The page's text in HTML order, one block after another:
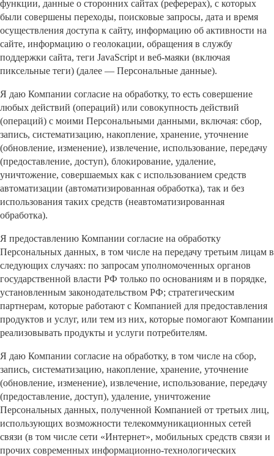
функции, данные о сторонних сайтах (реферерах), с которых
были совершены переходы, поисковые запросы, дата и время
осуществления доступа к сайту, информацию об активности на
сайте, информацию о геолокации, обращения в службу
поддержки сайта, теги JavaScript и веб-маяки (включая
пиксельные теги) (далее — Персональные данные).
Я даю Компании согласие на обработку, то есть совершение
любых действий (операций) или совокупность действий
(операций) с моими Персональными данными, включая: сбор,
запись, систематизацию, накопление, хранение, уточнение
(обновление, изменение), извлечение, использование, передачу
(предоставление, доступ), блокирование, удаление,
уничтожение, совершаемых как с использованием средств
автоматизации (автоматизированная обработка), так и без
использования таких средств (неавтоматизированная
обработка).
Я предоставлению Компании согласие на обработку
Персональных данных, в том числе на передачу третьим лицам в
следующих случаях: по запросам уполномоченных органов
государственной власти РФ только по основаниям и в порядке,
установленным законодательством РФ; стратегическим
партнерам, которые работают с Компанией для предоставления
продуктов и услуг, или тем из них, которые помогают Компании
реализовывать продукты и услуги потребителям.
Я даю Компании согласие на обработку, в том числе на сбор,
запись, систематизацию, накопление, хранение, уточнение
(обновление, изменение), извлечение, использование, передачу
(предоставление, доступ), удаление, уничтожение
Персональных данных, полученной Компанией от третьих лиц,
использующих возможности телекоммуникационных сетей
связи (в том числе сети «Интернет», мобильных средств связи и
прочих современных информационно-технологических